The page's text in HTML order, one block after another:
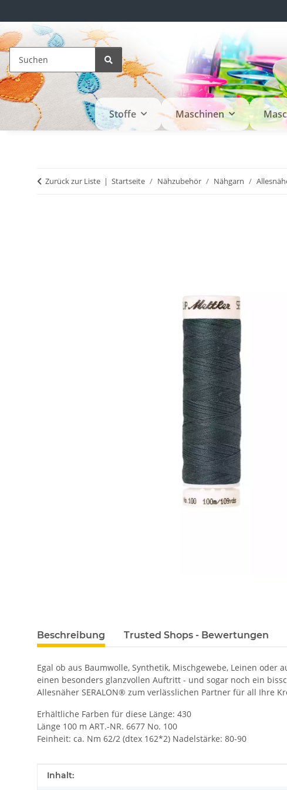
Stoffe Maschinen
Zurück zur Liste Startseite Nähzubehör Nähgarn
Beschreibung Trusted Shops - Bewertungen
Egal ob aus Baumwolle, Synthetik, Mischgewebe, Leinen
einen besonders glanzvollen Auftritt - und sogar noch ein
Allesnäher SERALON® zum verlässlichen Partner für all Ihre
Erhältliche Farben für diese Länge: 430
Länge 100 m ART.-NR. 6677 No. 100
Feinheit: ca. Nm 62/2 (dtex 162*2) Nadelstärke: 80-90
Produkteigenschaft
Wert
Inhalt: